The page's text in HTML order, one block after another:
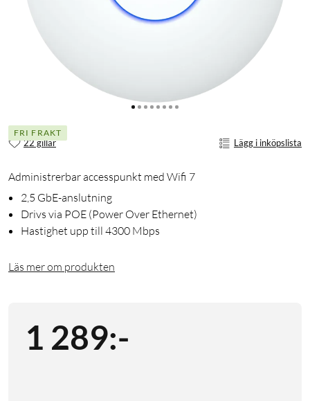
FRI FRAKT
22 gillar Lägg i inköpslista
Administrerbar accesspunkt med Wifi 7
2,5 GbE-anslutning
Drivs via POE (Power Over Ethernet)
Hastighet upp till 4300 Mbps
Läs mer om produkten
1 289:-